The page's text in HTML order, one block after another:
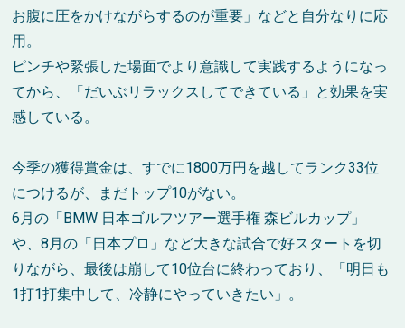
お腹に圧をかけながらするのが重要」などと自分なりに応
用。
ピンチや緊張した場面でより意識して実践するようになっ
てから、「だいぶリラックスしてできている」と効果を実
感している。
今季の獲得賞金は、すでに1800万円を越してランク33位
につけるが、まだトップ10がない。
6月の「BMW 日本ゴルフツアー選手権 森ビルカップ」
や、8月の「日本プロ」など大きな試合で好スタートを切
りながら、最後は崩して10位台に終わっており、「明日も
1打1打集中して、冷静にやっていきたい」。